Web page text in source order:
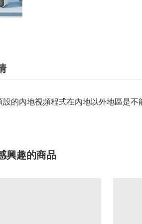
設的內地視頻程式在內地以外地區是不
興趣的商品